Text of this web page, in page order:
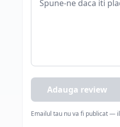
Adauga review
Emailul tau nu va fi publicat —